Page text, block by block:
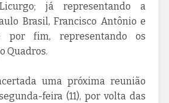
já representando a
Brasil, Francisco Antônio e
por fim, representando os
Quadros.
uma próxima reunião
feira (11), por volta das